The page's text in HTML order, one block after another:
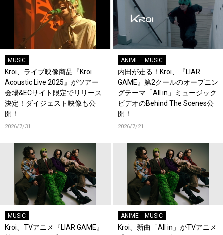
MUSIC
Kroi、ライブ映像商品『Kroi
Acoustic Live 2025』がツアー
会場&ECサイト限定でリリース
決定！ダイジェスト映像も公
開！
2026/7/31
ANIME MUSIC
内田が走る！Kroi、『LIAR
GAME』第2クールのオープニン
グテーマ「All in」ミュージック
ビデオのBehind The Scenes公
開！
2026/7/21
MUSIC
Kroi、TVアニメ『LIAR GAME』
ANIME MUSIC
Kroi、新曲「All in」がTVアニメ